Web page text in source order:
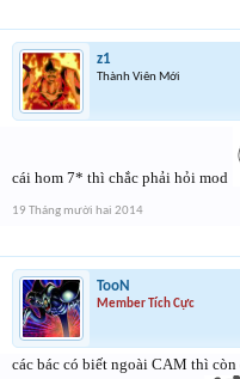
z1
Thành Viên Mới
cái hom 7* thì chắc phải hỏi mod
19 Tháng mười hai 2014
TooN
Member Tích Cực
các bác có biết ngoài CAM thì